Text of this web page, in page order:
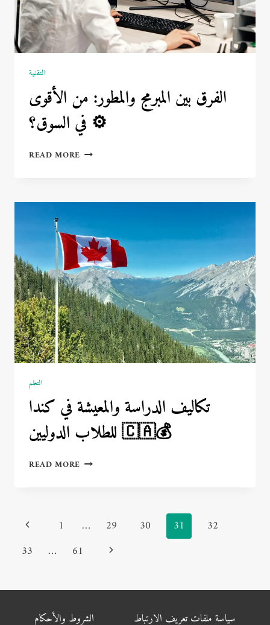
التقنية
الفرق بين المبرمج والمطور: من الأقوى
في السوق؟ ⚙️
READ MORE الفرق
من
في
السوق؟
⚙️
التعلم
تكاليف الدراسة والمعيشة في كندا
للطلاب الدوليين 🇨🇦💰
READ MORE تكاليف
للطلاب
🇨🇦
Page
navigation
Previous
Page
1 … 29 30 31
32
33
… 61
Next
الشروط والأحكام سياسة ملفات تعريف الارتباط